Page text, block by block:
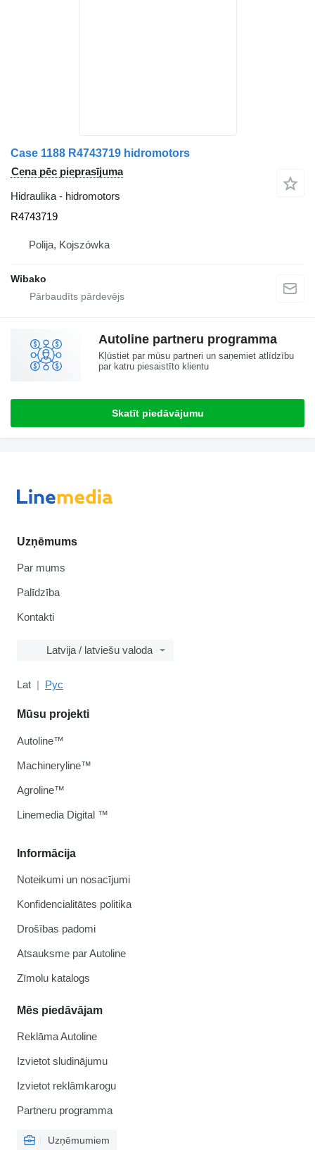
Case 1188 R4743719 hidromotors
Cena pēc pieprasījuma
Hidraulika - hidromotors
R4743719
Polija, Kojszówka
Wibako
Autoline partneru programma
Kļūstiet par mūsu partneri un saņemiet atlīdzību
par katru piesaistīto klientu
Skatīt piedāvājumu
Uzņēmums
Par mums
Palīdzība
Kontakti
Latvija / latviešu valoda
Lat Рус
Informācija
Noteikumi un nosacījumi
Konfidencialitātes politika
Drošības padomi
Atsauksme par Autoline
Zīmolu katalogs
Mēs piedāvājam
Reklāma Autoline
Izvietot sludinājumu
Izvietot reklāmkarogu
Partneru programma
Uzņēmumiem
Mūsu projekti
Autoline™
Machineryline™
Agroline™
Linemedia Digital ™